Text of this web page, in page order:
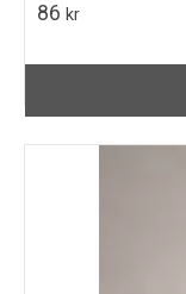
86 kr